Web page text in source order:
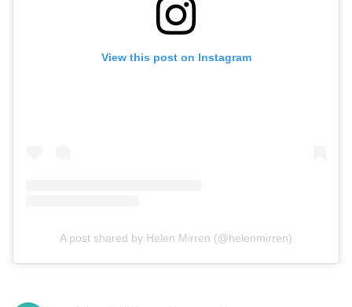
View this post on Instagram
A post shared by Helen Mirren (@helenmirren)